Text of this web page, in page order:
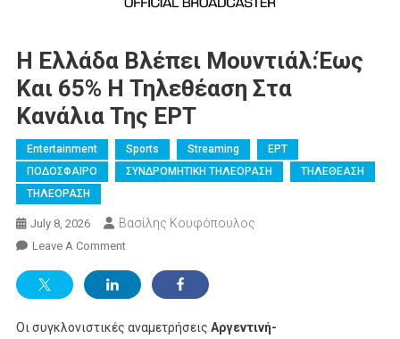
Η Ελλάδα Βλέπει Μουντιάλ:Έως
Και 65% Η Τηλεθέαση Στα
Κανάλια Της ΕΡΤ
Entertainment Sports Streaming
ΕΡΤ
ΠΟΔΟΣΦΑΙΡΟ
ΣΥΝΔΡΟΜΗΤΙΚΗ ΤΗΛΕΟΡΑΣΗ
ΤΗΛΕΘΕΑΣΗ
ΤΗΛΕΟΡΑΣΗ
July 8, 2026 Βασίλης Κουφόπουλος
Leave A CommentOn
Ελλάδα
Μουντιάλ:Έως
Οι συγκλονιστικές αναμετρήσεις Αργεντινή-